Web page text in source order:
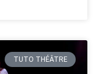
TUTO THÉÂTRE